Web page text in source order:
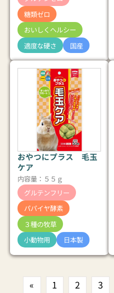
糖類ゼロ
おいしくヘルシー
適度な硬さ
国産
おやつにプラス 毛玉
ケア
内容量：５５ｇ
グルテンフリー
パパイヤ酵素
３種の牧草
小動物用
日本製
« 1 2 3